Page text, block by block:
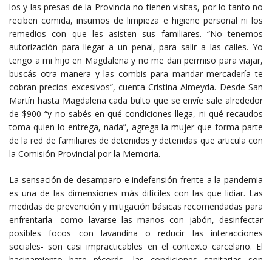
los y las presas de la Provincia no tienen visitas, por lo tanto no
reciben comida, insumos de limpieza e higiene personal ni los
remedios con que les asisten sus familiares. “No tenemos
autorización para llegar a un penal, para salir a las calles. Yo
tengo a mi hijo en Magdalena y no me dan permiso para viajar,
buscás otra manera y las combis para mandar mercadería te
cobran precios excesivos”, cuenta Cristina Almeyda. Desde San
Martín hasta Magdalena cada bulto que se envíe sale alrededor
de $900 “y no sabés en qué condiciones llega, ni qué recaudos
toma quien lo entrega, nada”, agrega la mujer que forma parte
de la red de familiares de detenidos y detenidas que articula con
la Comisión Provincial por la Memoria.
La sensación de desamparo e indefensión frente a la pandemia
es una de las dimensiones más difíciles con las que lidiar. Las
medidas de prevención y mitigación básicas recomendadas para
enfrentarla -como lavarse las manos con jabón, desinfectar
posibles focos con lavandina o reducir las interacciones
sociales- son casi impracticables en el contexto carcelario. El